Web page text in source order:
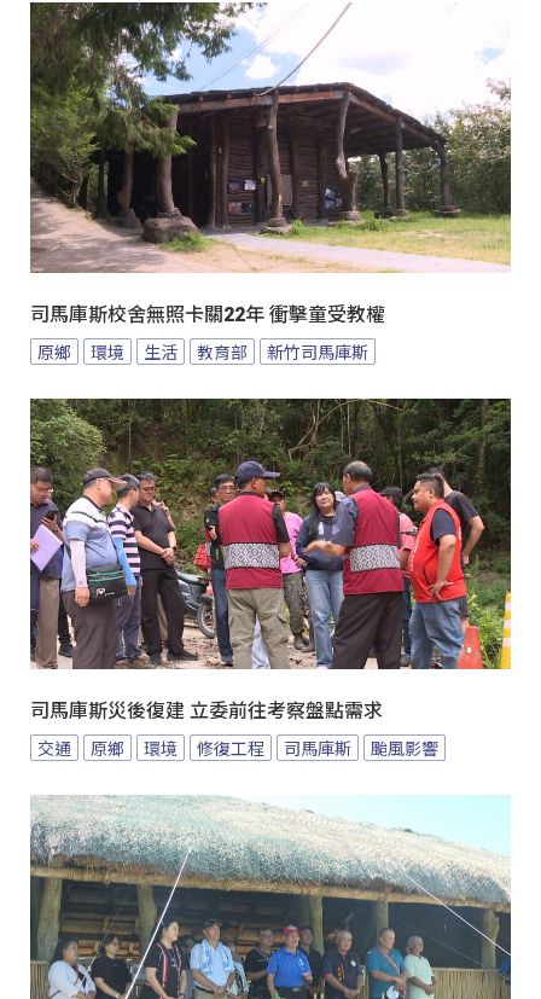
司馬庫斯校舍無照卡關22年 衝擊童受教權
原鄉 環境 生活 教育部 新竹司馬庫斯
司馬庫斯災後復建 立委前往考察盤點需求
交通 原鄉 環境 修復工程 司馬庫斯 颱風影響